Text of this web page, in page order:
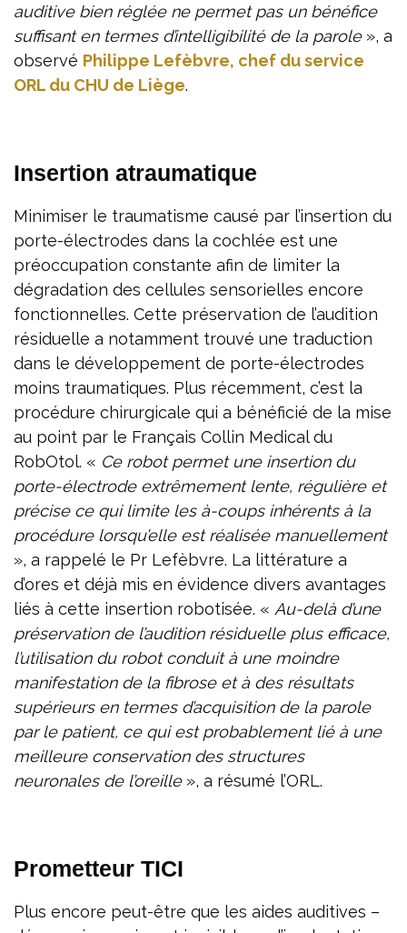
auditive bien réglée ne permet pas un bénéfice
suffisant en termes d’intelligibilité de la parole », a
observé Philippe Lefèbvre, chef du service
ORL du CHU de Liège.
Insertion atraumatique
Minimiser le traumatisme causé par l’insertion du
porte-électrodes dans la cochlée est une
préoccupation constante afin de limiter la
dégradation des cellules sensorielles encore
fonctionnelles. Cette préservation de l’audition
résiduelle a notamment trouvé une traduction
dans le développement de porte-électrodes
moins traumatiques. Plus récemment, c’est la
procédure chirurgicale qui a bénéficié de la mise
au point par le Français Collin Medical du
RobOtol. « Ce robot permet une insertion du
porte-électrode extrêmement lente, régulière et
précise ce qui limite les à-coups inhérents à la
procédure lorsqu’elle est réalisée manuellement
», a rappelé le Pr Lefèbvre. La littérature a
d’ores et déjà mis en évidence divers avantages
liés à cette insertion robotisée. « Au-delà d’une
préservation de l’audition résiduelle plus efficace,
l’utilisation du robot conduit à une moindre
manifestation de la fibrose et à des résultats
supérieurs en termes d’acquisition de la parole
par le patient, ce qui est probablement lié à une
meilleure conservation des structures
neuronales de l’oreille », a résumé l’ORL.
Prometteur TICI
Plus encore peut-être que les aides auditives –